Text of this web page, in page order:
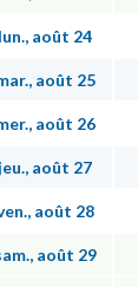
lun., août 24
août 25
août 26
jeu., août 27
août 28
août 29